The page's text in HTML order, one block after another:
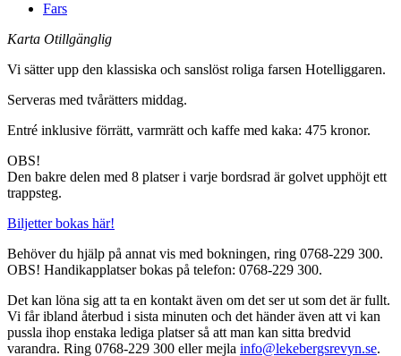
Fars
Karta Otillgänglig
Vi sätter upp den klassiska och sanslöst roliga farsen Hotelliggaren.
Serveras med tvårätters middag.
Entré inklusive förrätt, varmrätt och kaffe med kaka: 475 kronor.
OBS!
Den bakre delen med 8 platser i varje bordsrad är golvet upphöjt ett
trappsteg.
Biljetter bokas här!
Behöver du hjälp på annat vis med bokningen, ring 0768-229 300.
OBS! Handikapplatser bokas på telefon: 0768-229 300.
Det kan löna sig att ta en kontakt även om det ser ut som det är fullt.
Vi får ibland återbud i sista minuten och det händer även att vi kan
pussla ihop enstaka lediga platser så att man kan sitta bredvid
varandra. Ring 0768-229 300 eller mejla info@lekebergsrevyn.se.